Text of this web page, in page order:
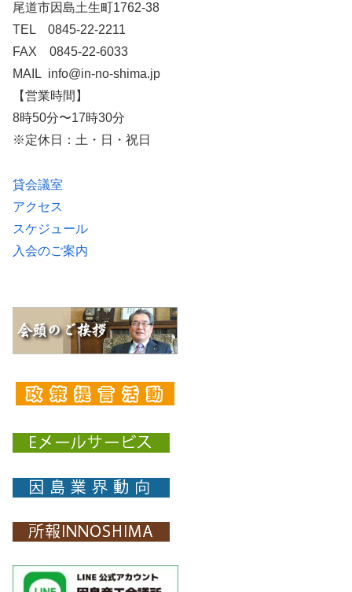
尾道市因島土生町1762-38
TEL 0845-22-2211
FAX 0845-22-6033
MAIL info@in-no-shima.jp
【営業時間】
8時50分〜17時30分
※定休日：土・日・祝日
貸会議室
アクセス
スケジュール
入会のご案内